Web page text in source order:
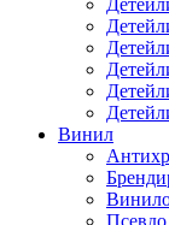
Винил